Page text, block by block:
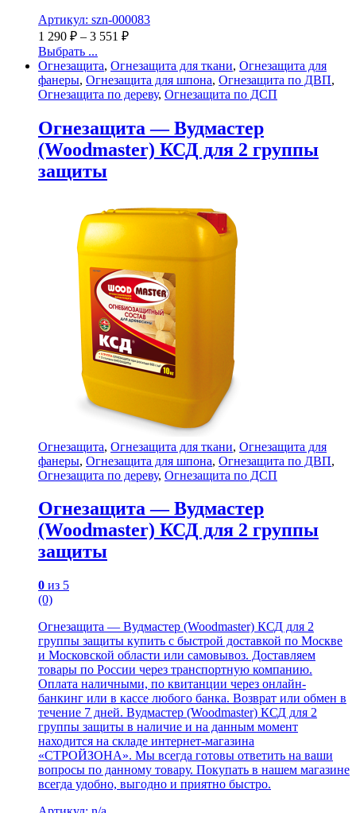
Артикул: szn-000083
1 290 ₽ – 3 551 ₽
Выбрать ...
Огнезащита, Огнезащита для ткани, Огнезащита для
фанеры, Огнезащита для шпона, Огнезащита по ДВП,
Огнезащита по дереву, Огнезащита по ДСП
Огнезащита — Вудмастер
(Woodmaster) КСД для 2 группы
защиты
Огнезащита, Огнезащита для ткани, Огнезащита для
фанеры, Огнезащита для шпона, Огнезащита по ДВП,
Огнезащита по дереву, Огнезащита по ДСП
Огнезащита — Вудмастер
(Woodmaster) КСД для 2 группы
защиты
0 из 5
(0)
Огнезащита — Вудмастер (Woodmaster) КСД для 2
группы защиты купить с быстрой доставкой по Москве
и Московской области или самовывоз. Доставляем
товары по России через транспортную компанию.
Оплата наличными, по квитанции через онлайн-
банкинг или в кассе любого банка. Возврат или обмен в
течение 7 дней. Вудмастер (Woodmaster) КСД для 2
группы защиты в наличие и на данным момент
находится на складе интернет-магазина
«СТРОЙЗОНА». Мы всегда готовы ответить на ваши
вопросы по данному товару. Покупать в нашем магазине
всегда удобно, выгодно и приятно быстро.